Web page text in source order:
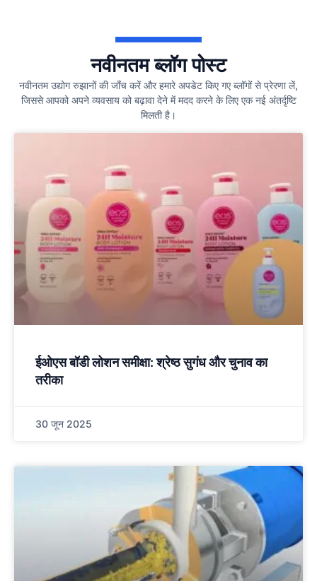
नवीनतम ब्लॉग पोस्ट
नवीनतम उद्योग रुझानों की जाँच करें और हमारे अपडेट किए गए ब्लॉगों से प्रेरणा लें,
जिससे आपको अपने व्यवसाय को बढ़ावा देने में मदद करने के लिए एक नई अंतर्दृष्टि
मिलती है।
ईओएस बॉडी लोशन समीक्षा: श्रेष्ठ सुगंध और चुनाव का
तरीका
30 जून 2025